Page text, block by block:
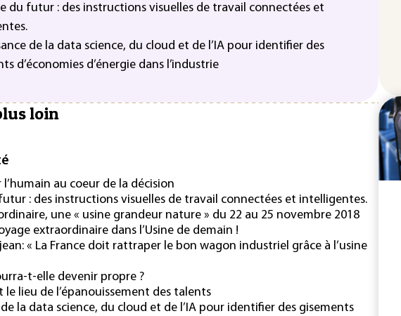
du futur : des instructions visuelles de travail connectées et
de la data science, du cloud et de l’IA pour identifier des
d’économies d’énergie dans l’industrie
loin
l’humain au coeur de la décision
: des instructions visuelles de travail connectées et intelligentes.
une « usine grandeur nature » du 22 au 25 novembre 2018
extraordinaire dans l’Usine de demain !
« La France doit rattraper le bon wagon industriel grâce à l’usine
t-elle devenir propre ?
le lieu de l’épanouissement des talents
de la data science, du cloud et de l’IA pour identifier des gisements